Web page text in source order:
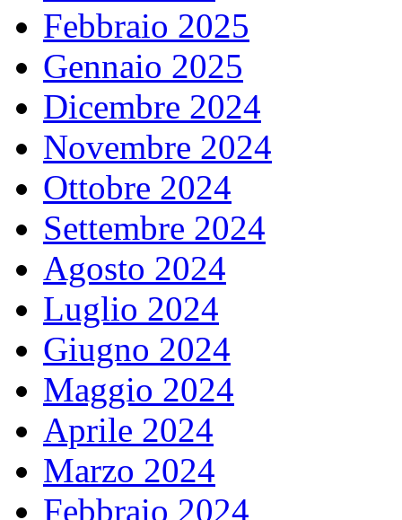
Febbraio 2025
Gennaio 2025
Dicembre 2024
Novembre 2024
Ottobre 2024
Settembre 2024
Agosto 2024
Luglio 2024
Giugno 2024
Maggio 2024
Aprile 2024
Marzo 2024
Febbraio 2024